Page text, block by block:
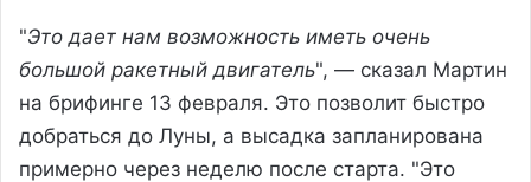
"Это дает нам возможность иметь очень
большой ракетный двигатель", — сказал Мартин
на брифинге 13 февраля. Это позволит быстро
добраться до Луны, а высадка запланирована
примерно через неделю после старта. "Это